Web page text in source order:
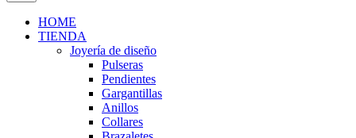
HOME
TIENDA
Joyería de diseño
Pulseras
Pendientes
Gargantillas
Anillos
Collares